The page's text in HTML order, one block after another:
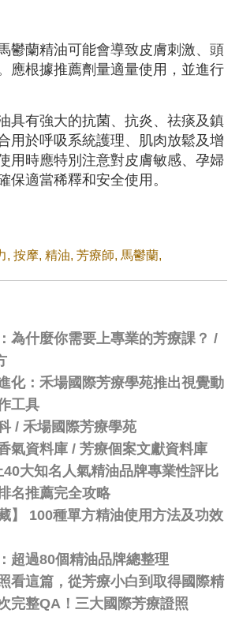
鬱蘭精油可能會導致皮膚刺激、頭
應根據推薦劑量適量使用，並進行
具有強大的抗菌、抗炎、祛痰及鎮
用於呼吸系統護理、肌肉放鬆及增
用時應特別注意對皮膚敏感、孕婦
保適當稀釋和安全使用。
, 按摩, 精油, 芳療師, 馬鬱蘭,
為什麼你需要上專業的芳療課？ /
化：禾場國際芳療學苑推出視覺動
工具
/ 禾場國際芳療學苑
氣資料庫 / 芳療個案文獻資料庫
大知名人氣精油品牌專業性評比
名推薦完全攻略
】 100種單方精油使用方法及功效
超過80個精油品牌總整理
看這篇，從芳療小白到取得國際精
完整QA！三大國際芳療證照